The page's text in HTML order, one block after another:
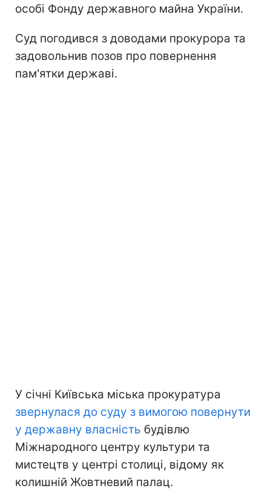
особі Фонду державного майна України.
Суд погодився з доводами прокурора та
задовольнив позов про повернення
пам'ятки державі.
У січні Київська міська прокуратура
звернулася до суду з вимогою повернути
у державну власність будівлю
Міжнародного центру культури та
мистецтв у центрі столиці, відому як
колишній Жовтневий палац.